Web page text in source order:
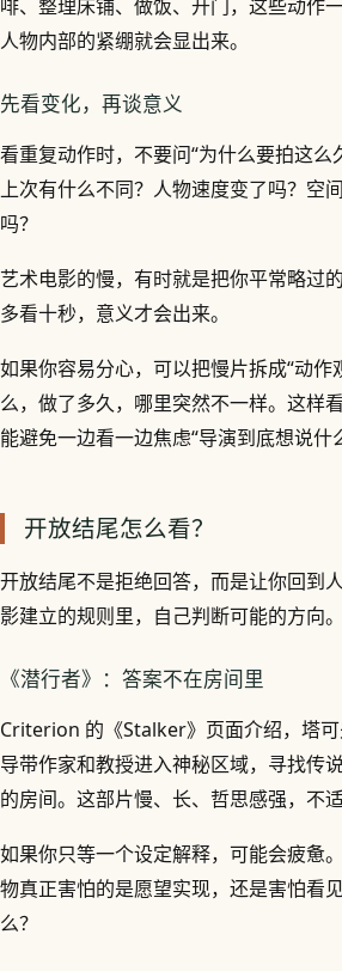
啡、整理床铺、做饭、开门，这些动作
人物内部的紧绷就会显出来。
先看变化，再谈意义
看重复动作时，不要问“为什么要拍这么
上次有什么不同？人物速度变了吗？空
吗？
艺术电影的慢，有时就是把你平常略过
多看十秒，意义才会出来。
如果你容易分心，可以把慢片拆成“动作
么，做了多久，哪里突然不一样。这样
能避免一边看一边焦虑“导演到底想说什
开放结尾怎么看？
开放结尾不是拒绝回答，而是让你回到
影建立的规则里，自己判断可能的方向。
《潜行者》：答案不在房间里
Criterion 的《Stalker》页面介绍，塔
导带作家和教授进入神秘区域，寻找传
的房间。这部片慢、长、哲思感强，不
如果你只等一个设定解释，可能会疲惫
物真正害怕的是愿望实现，还是害怕看
么？